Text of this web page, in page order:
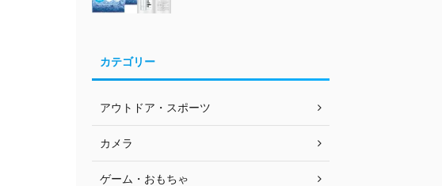
カテゴリー
アウトドア・スポーツ
カメラ
ゲーム・おもちゃ